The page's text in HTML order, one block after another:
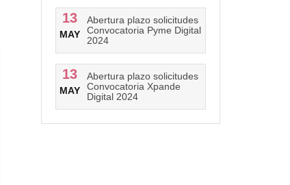
13
MAY
Abertura plazo solicitudes
Convocatoria Pyme Digital
2024
13
MAY
Abertura plazo solicitudes
Convocatoria Xpande
Digital 2024